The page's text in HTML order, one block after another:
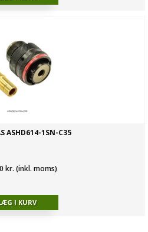
ASHD614-1SN-C35
kr. (inkl. moms)